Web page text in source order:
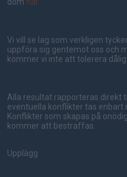
Vi vill se lag som verkligen
uppföra sig gentemot oss och
kommer vi inte att tolerera
Alla resultat rapporteras direkt
eventuella konflikter tas enbart
Konflikter som skapas på
kommer att bestraffas.
Upplägg